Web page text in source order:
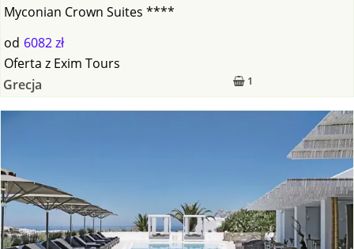
Myconian Crown Suites ****
od 6082 zł
1
Oferta z Exim Tours
Grecja